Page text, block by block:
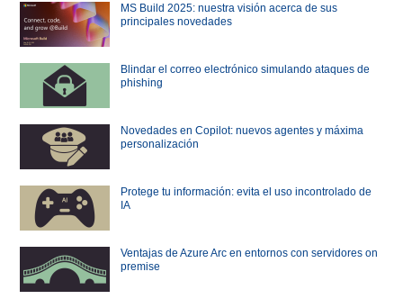
MS Build 2025: nuestra visión acerca de sus
principales novedades
Blindar el correo electrónico simulando ataques de
phishing
Novedades en Copilot: nuevos agentes y máxima
personalización
Protege tu información: evita el uso incontrolado de
IA
Ventajas de Azure Arc en entornos con servidores on
premise